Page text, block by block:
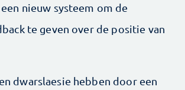
nieuw systeem om de
te geven over de positie van
dwarslaesie hebben door een